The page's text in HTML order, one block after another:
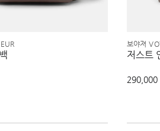
보야져
저스트
290,000